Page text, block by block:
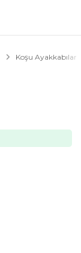
Koşu Ayakkabıları